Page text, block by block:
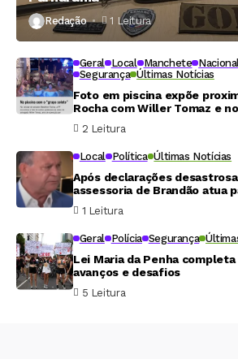
Redação 1 Leitura
Geral Local Manchete
Segurança Últimas Notícias
Foto em piscina expõe
Rocha com Willer Tomaz e
2 Leitura
Local Política Últimas Notícias
Após declarações
assessoria de Brandão atua
1 Leitura
Geral Polícia Segurança
Lei Maria da Penha
avanços e desafios
5 Leitura